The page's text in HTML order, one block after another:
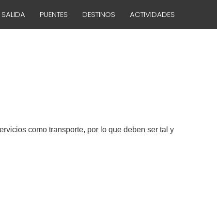
PUENTES DESTINOS ACTIVIDADES
como transporte, por lo que deben ser tal y